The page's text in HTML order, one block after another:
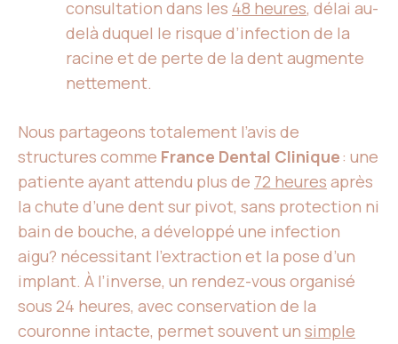
consultation dans les 48 heures, délai au-
delà duquel le risque d’infection de la
racine et de perte de la dent augmente
nettement.
Nous partageons totalement l’avis de
structures comme France Dental Clinique: une
patiente ayant attendu plus de 72 heures après
la chute d’une dent sur pivot, sans protection ni
bain de bouche, a développé une infection
aigu? nécessitant l’extraction et la pose d’un
implant. À l’inverse, un rendez-vous organisé
sous 24 heures, avec conservation de la
couronne intacte, permet souvent un simple